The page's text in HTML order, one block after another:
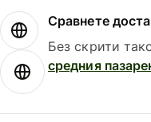
Сравнете
Без скрити
средния